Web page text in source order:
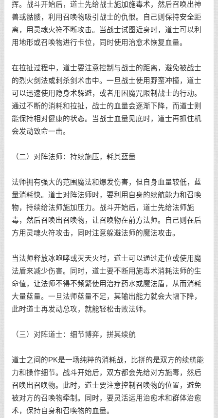
挥。战斗开始后，道士先给战士施加施毒术，然后召唤出神
兽或骷髅，利用召唤物吸引战士的仇恨。自己则保持安全距
离，用灵魂火符不断攻击。当战士试图近身时，道士可以利
用地形或召唤物进行卡位，同时使用治愈术恢复血量。
在拉扯过程中，道士要注意控制与战士的距离，避免被战士
的烈火剑法或刺杀剑术击中。一旦战士使用野蛮冲撞，道士
可以迅速使用隐身术躲避，或者用困魔咒限制战士的行动。
通过不断的消耗和拉扯，战士的血量会逐渐下降，而道士则
能保持相对健康的状态。当战士血量见底时，道士再抓住机
会发动致命一击。
（二）对阵法师：持续施压，耗其蓝量
法师拥有强大的范围魔法和爆发伤害，但自身血量较低，蓝
量消耗快。道士对阵法师时，要利用自身的续航能力和召唤
物，持续给法师施加压力。战斗开始后，道士先给法师施
毒，然后召唤出召唤物，让召唤物在前方法师。自己则在后
方用灵魂火符攻击，同时注意躲避法师的魔法攻击。
当法师释放冰咆哮或灭天火时，道士可以通过走位或使用魔
法盾来减少伤害。同时，道士要不断用施毒术消耗法师的生
命值，让法师不得不频繁使用治疗药水或魔法盾，从而消耗
大量蓝量。一旦法师蓝量不足，其输出能力就会大幅下降，
此时道士再发动总攻，就能轻松击败法师。
（三）对阵道士：细节博弈，拼其续航
道士之间的PK是一场纯粹的消耗战，比拼的是双方的续航能
力和操作细节。战斗开始后，双方都会先给对方施毒，然后
召唤出召唤物。此时，道士要注意控制召唤物的位置，避免
被对方的召唤物牵制。同时，要灵活运用治愈术和群体治愈
术，保持自身和召唤物的血量。